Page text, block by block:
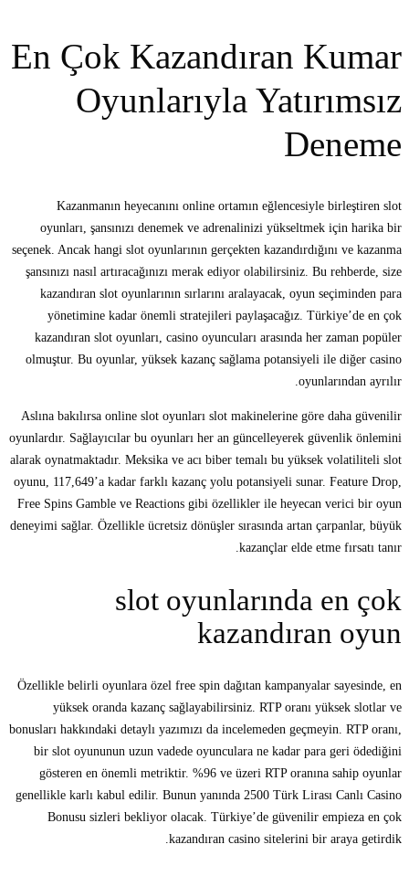
En Çok Kazandıran Kumar
Oyunlarıyla Yatırımsız
Deneme
Kazanmanın heyecanını online ortamın eğlencesiyle birleştiren slot
oyunları, şansınızı denemek ve adrenalinizi yükseltmek için harika bir
seçenek. Ancak hangi slot oyunlarının gerçekten kazandırdığını ve kazanma
şansınızı nasıl artıracağınızı merak ediyor olabilirsiniz. Bu rehberde, size
kazandıran slot oyunlarının sırlarını aralayacak, oyun seçiminden para
yönetimine kadar önemli stratejileri paylaşacağız. Türkiye’de en çok
kazandıran slot oyunları, casino oyuncuları arasında her zaman popüler
olmuştur. Bu oyunlar, yüksek kazanç sağlama potansiyeli ile diğer casino
oyunlarından ayrılır.
Aslına bakılırsa online slot oyunları slot makinelerine göre daha güvenilir
oyunlardır. Sağlayıcılar bu oyunları her an güncelleyerek güvenlik önlemini
alarak oynatmaktadır. Meksika ve acı biber temalı bu yüksek volatiliteli slot
oyunu, 117,649’a kadar farklı kazanç yolu potansiyeli sunar. Feature Drop,
Free Spins Gamble ve Reactions gibi özellikler ile heyecan verici bir oyun
deneyimi sağlar. Özellikle ücretsiz dönüşler sırasında artan çarpanlar, büyük
kazançlar elde etme fırsatı tanır.
slot oyunlarında en çok
kazandıran oyun
Özellikle belirli oyunlara özel free spin dağıtan kampanyalar sayesinde, en
yüksek oranda kazanç sağlayabilirsiniz. RTP oranı yüksek slotlar ve
bonusları hakkındaki detaylı yazımızı da incelemeden geçmeyin. RTP oranı,
bir slot oyununun uzun vadede oyunculara ne kadar para geri ödediğini
gösteren en önemli metriktir. %96 ve üzeri RTP oranına sahip oyunlar
genellikle karlı kabul edilir. Bunun yanında 2500 Türk Lirası Canlı Casino
Bonusu sizleri bekliyor olacak. Türkiye’de güvenilir empieza en çok
kazandıran casino sitelerini bir araya getirdik.